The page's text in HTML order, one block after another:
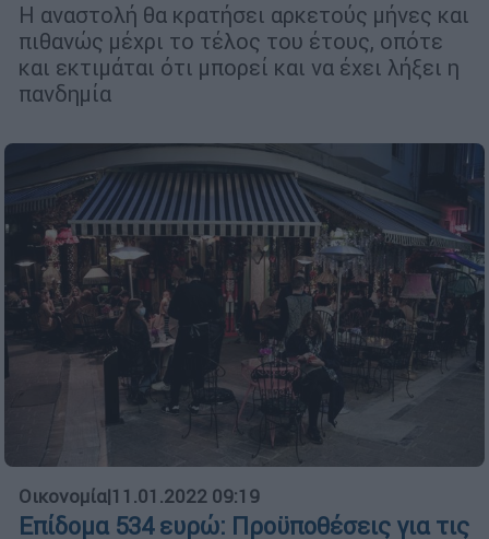
Η αναστολή θα κρατήσει αρκετούς μήνες και
πιθανώς μέχρι το τέλος του έτους, οπότε
και εκτιμάται ότι μπορεί και να έχει λήξει η
πανδημία
Οικονομία|11.01.2022 09:19
Επίδομα 534 ευρώ: Προϋποθέσεις για τις